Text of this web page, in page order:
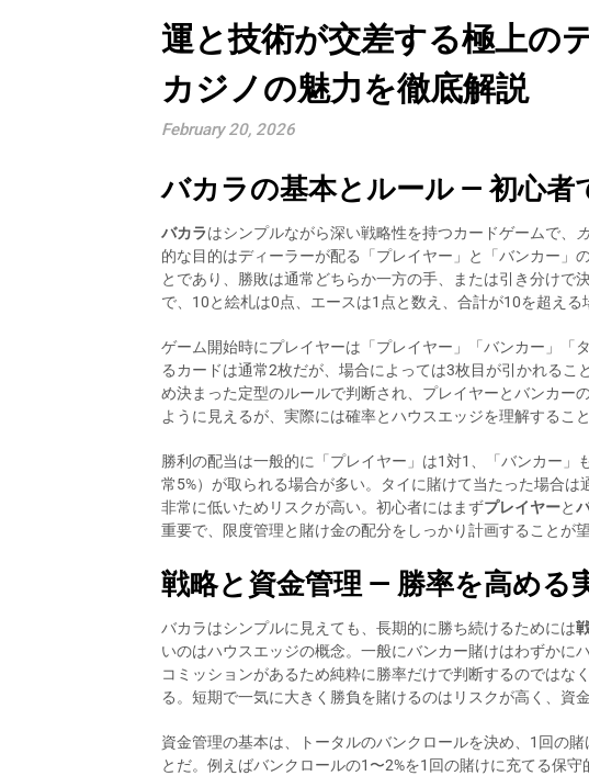
運と技術が交差する極上の
カジノの魅力を徹底解説
February 20, 2026
バカラの基本とルール — 初心者
バカラはシンプルながら深い戦略性を持つカードゲームで、
的な目的はディーラーが配る「プレイヤー」と「バンカー」
とであり、勝敗は通常どちらか一方の手、または引き分けで
で、10と絵札は0点、エースは1点と数え、合計が10を超える
ゲーム開始時にプレイヤーは「プレイヤー」「バンカー」「
るカードは通常2枚だが、場合によっては3枚目が引かれるこ
め決まった定型のルールで判断され、プレイヤーとバンカー
ように見えるが、実際には確率とハウスエッジを理解するこ
勝利の配当は一般的に「プレイヤー」は1対1、「バンカー」
常5%）が取られる場合が多い。タイに賭けて当たった場合
非常に低いためリスクが高い。初心者にはまずプレイヤーと
重要で、限度管理と賭け金の配分をしっかり計画することが望
戦略と資金管理 — 勝率を高める
バカラはシンプルに見えても、長期的に勝ち続けるためには
いのはハウスエッジの概念。一般にバンカー賭けはわずかに
コミッションがあるため純粋に勝率だけで判断するのではな
る。短期で一気に大きく勝負を賭けるのはリスクが高く、資
資金管理の基本は、トータルのバンクロールを決め、1回の
とだ。例えばバンクロールの1〜2%を1回の賭けに充てる保